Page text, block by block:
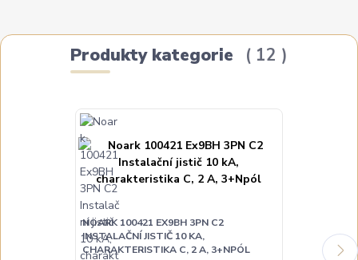
Produkty kategorie 12
NOARK 100421 EX9BH 3PN C2
INSTALAČNÍ JISTIČ 10 KA,
CHARAKTERISTIKA C, 2 A, 3+NPÓL
INSTALAČNÍ